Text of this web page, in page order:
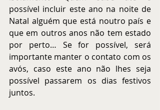
possível incluir este ano na noite de
Natal alguém que está noutro país e
que em outros anos não tem estado
por perto… Se for possível, será
importante manter o contato com os
avós, caso este ano não lhes seja
possível passarem os dias festivos
juntos.